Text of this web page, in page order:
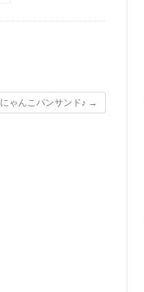
にゃんこパンサンド♪ →